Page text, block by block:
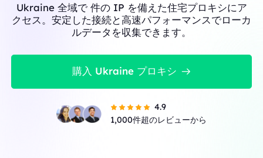
Ukraine 全域で 件の IP を備えた住宅プロキシにア
クセス。安定した接続と高速パフォーマンスでローカ
ルデータを収集できます。
購入 Ukraine プロキシ
4.9
1,000件超のレビューから